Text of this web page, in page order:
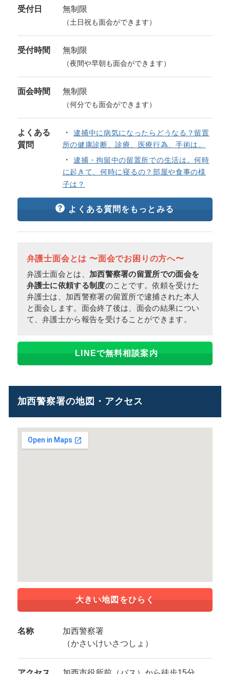
受付日 無制限
（土日祝も面会ができます）
受付時間 無制限
（夜間や早朝も面会ができます）
面会時間 無制限
（何分でも面会ができます）
よくある
質問
逮捕中に病気になったらどうなる？留置
所の健康診断、診療、医療行為、手術は。
逮捕・拘留中の留置所での生活は。何時
に起きて、何時に寝るの？部屋や食事の様
子は？
よくある質問をもっとみる
弁護士面会とは 〜面会でお困りの方へ〜
弁護士面会とは、 加西警察署の留置所での面会を
弁護士に依頼する制度のことです。依頼を受けた
弁護士は、加西警察署の留置所で逮捕された本人
と面会します。面会終了後は、面会の結果につい
て、弁護士から報告を受けることができます。
LINEで無料相談案内
加西警察署の地図・アクセス
大きい地図をひらく
名称
加西警察署
（かさいけいさつしょ）